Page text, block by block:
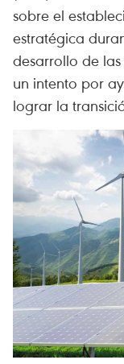
sobre el
estratégica
desarrollo de
un intento por
lograr la